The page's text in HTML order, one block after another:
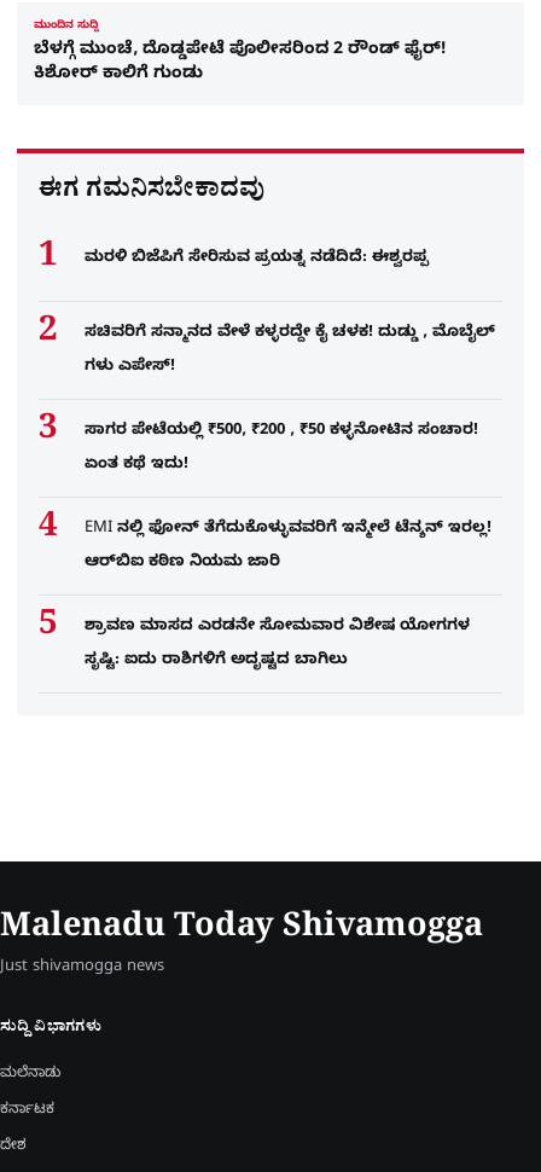
ಮುಂದಿನ ಸುದ್ದಿ
ಬೆಳಗ್ಗೆ ಮುಂಚೆ, ದೊಡ್ಡಪೇಟೆ ಪೊಲೀಸರಿಂದ 2 ರೌಂಡ್​ ಫೈರ್!
ಕಿಶೋರ್​ ಕಾಲಿಗೆ ಗುಂಡು
ಈಗ ಗಮನಿಸಬೇಕಾದವು
ಮರಳಿ ಬಿಜೆಪಿಗೆ ಸೇರಿಸುವ ಪ್ರಯತ್ನ ನಡೆದಿದೆ: ಈಶ್ವರಪ್ಪ
ಸಚಿವರಿಗೆ ಸನ್ಮಾನದ ವೇಳೆ ಕಳ್ಳರದ್ದೇ ಕೈ ಚಳಕ! ದುಡ್ಡು , ಮೊಬೈಲ್​
ಗಳು ಎಪೇಸ್!
ಸಾಗರ ಪೇಟೆಯಲ್ಲಿ ₹500, ₹200 , ₹50 ಕಳ್ಳನೋಟಿನ ಸಂಚಾರ!
ಏಂತ ಕಥೆ ಇದು!
EMI ನಲ್ಲಿ ಫೋನ್​ ತೆಗೆದುಕೊಳ್ಳುವವರಿಗೆ ಇನ್ಮೇಲೆ ಟೆನ್ಶನ್​ ಇರಲ್ಲ!
ಆರ್‌ಬಿಐ ಕಠಿಣ ನಿಯಮ ಜಾರಿ
ಶ್ರಾವಣ ಮಾಸದ ಎರಡನೇ ಸೋಮವಾರ ವಿಶೇಷ ಯೋಗಗಳ
ಸೃಷ್ಟಿ: ಐದು ರಾಶಿಗಳಿಗೆ ಅದೃಷ್ಟದ ಬಾಗಿಲು
Malenadu Today Shivamogga
Just shivamogga news
ಸುದ್ದಿ ವಿಭಾಗಗಳು
ಮಲೆನಾಡು
ಕರ್ನಾಟಕ
ದೇಶ